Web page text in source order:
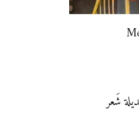
شَعر